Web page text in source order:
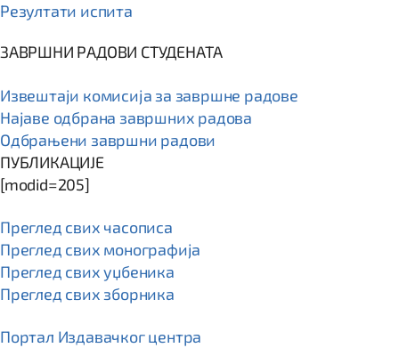
Резултати испита
ЗАВРШНИ РАДОВИ СТУДЕНАТА
Извештаји комисија за завршне радове
Најаве одбрана завршних радова
Одбрањени завршни радови
ПУБЛИКАЦИЈЕ
[modid=205]
Преглед свих часописа
Преглед свих монографија
Преглед свих уџбеника
Преглед свих зборника
Портал Издавачког центра